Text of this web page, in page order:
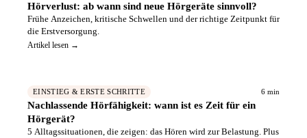
Hörverlust: ab wann sind neue Hörgeräte sinnvoll?
Frühe Anzeichen, kritische Schwellen und der richtige Zeitpunkt für
die Erstversorgung.
Artikel lesen →
EINSTIEG & ERSTE SCHRITTE 6 min
Nachlassende Hörfähigkeit: wann ist es Zeit für ein
Hörgerät?
5 Alltagssituationen, die zeigen: das Hören wird zur Belastung. Plus